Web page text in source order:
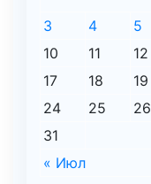
« Июл
3
4 5
10
11 12
17
18 19
24
25 26
31